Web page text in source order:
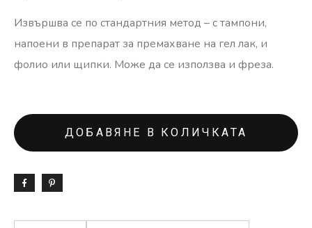
Извършва се по стандартния метод – с тампони,
напоени в препарат за премахване на гел лак, и
фолио или щипки. Може да се използва и фреза.
ДОБАВЯНЕ В КОЛИЧКАТА